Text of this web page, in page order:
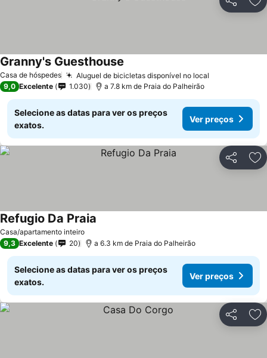
Partilhar
Casa de hóspedes Aluguel de bicicletas disponível no local
Granny's Guesthouse
9,0 Excelente 1.030 a 7.8 km de Praia do Palheirão
Selecione as datas para ver os preços
exatos.
Ver preços
Partilhar
Casa/apartamento inteiro
Refugio Da Praia
9,3 Excelente 20 a 6.3 km de Praia do Palheirão
Selecione as datas para ver os preços
exatos.
Ver preços
Partilhar